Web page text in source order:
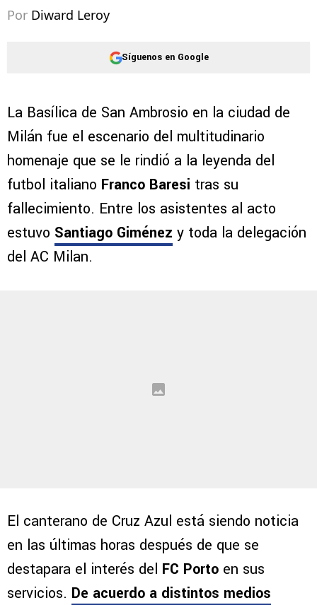
Por Diward Leroy
Síguenos en Google
La Basílica de San Ambrosio en la ciudad de
Milán fue el escenario del multitudinario
homenaje que se le rindió a la leyenda del
futbol italiano Franco Baresi tras su
fallecimiento. Entre los asistentes al acto
estuvo Santiago Giménez y toda la delegación
del AC Milan.
El canterano de Cruz Azul está siendo noticia
en las últimas horas después de que se
destapara el interés del FC Porto en sus
servicios. De acuerdo a distintos medios